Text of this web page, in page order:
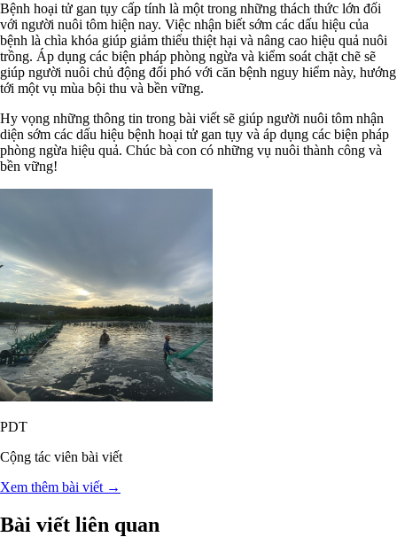
Bệnh hoại tử gan tụy cấp tính là một trong những thách thức lớn đối
với người nuôi tôm hiện nay. Việc nhận biết sớm các dấu hiệu của
bệnh là chìa khóa giúp giảm thiểu thiệt hại và nâng cao hiệu quả nuôi
trồng. Áp dụng các biện pháp phòng ngừa và kiểm soát chặt chẽ sẽ
giúp người nuôi chủ động đối phó với căn bệnh nguy hiểm này, hướng
tới một vụ mùa bội thu và bền vững.
Hy vọng những thông tin trong bài viết sẽ giúp người nuôi tôm nhận
diện sớm các dấu hiệu bệnh hoại tử gan tụy và áp dụng các biện pháp
phòng ngừa hiệu quả. Chúc bà con có những vụ nuôi thành công và
bền vững!
PDT
Cộng tác viên bài viết
Xem thêm bài viết →
Bài viết liên quan